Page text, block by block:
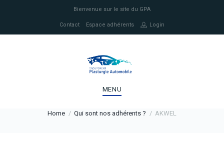
Bienvenue sur le site du GPA
Contact Espace adhérents Login
MENU
Home Qui sont nos adhérents ? AKWEL